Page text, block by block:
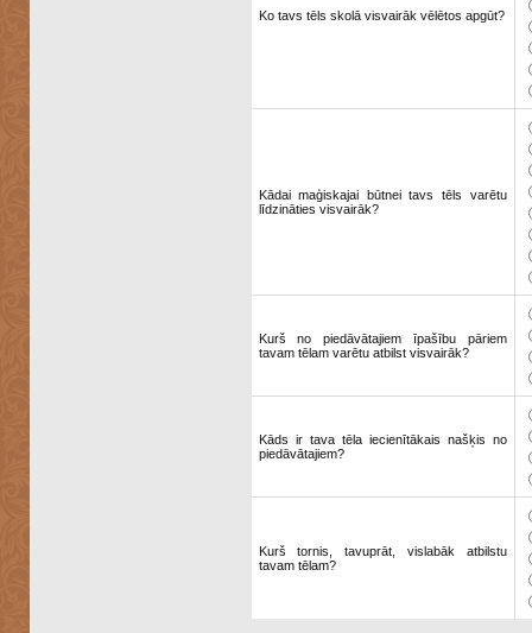
Ko tavs tēls skolā visvairāk vēlētos apgūt?
Kādai maģiskajai būtnei tavs tēls varētu
līdzināties visvairāk?
Kurš no piedāvātajiem īpašību pāriem
tavam tēlam varētu atbilst visvairāk?
Kāds ir tava tēla iecienītākais našķis no
piedāvātajiem?
Kurš tornis, tavuprāt, vislabāk atbilstu
tavam tēlam?